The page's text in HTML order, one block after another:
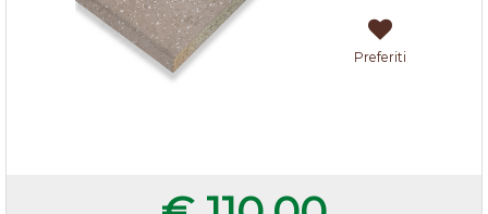
Preferiti